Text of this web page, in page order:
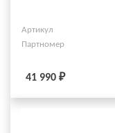
Артикул
Партномер
41 990 ₽